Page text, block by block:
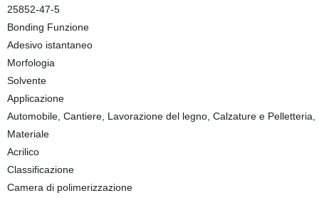
25852-47-5
Bonding Funzione
Adesivo istantaneo
Morfologia
Solvente
Applicazione
Automobile, Cantiere, Lavorazione del legno, Calzature e
Materiale
Acrilico
Classificazione
Camera di polimerizzazione